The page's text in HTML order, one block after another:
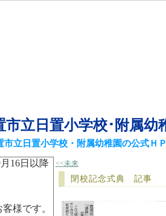
市立日置小学校･附属幼
市立日置小学校・附属幼稚園の公式Ｈ
16日以降
様です。
<<未来
閉校記念式典 記事